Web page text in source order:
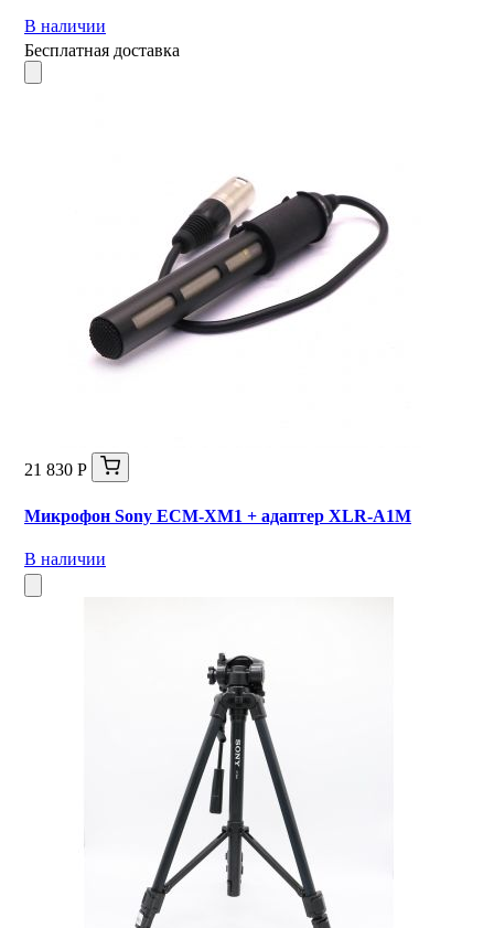
В наличии
Бесплатная доставка
21 830 Р
Микрофон Sony ECM-XM1 + адаптер XLR-A1M
В наличии